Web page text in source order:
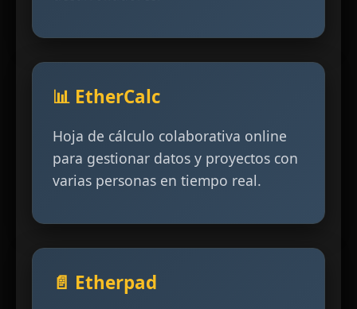
📊 EtherCalc
Hoja de cálculo colaborativa online
para gestionar datos y proyectos con
varias personas en tiempo real.
📄 Etherpad